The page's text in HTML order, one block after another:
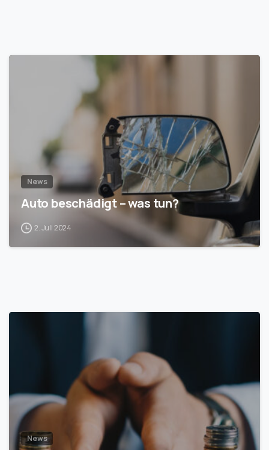
News
Auto beschädigt – was tun?
2. Juli 2024
News